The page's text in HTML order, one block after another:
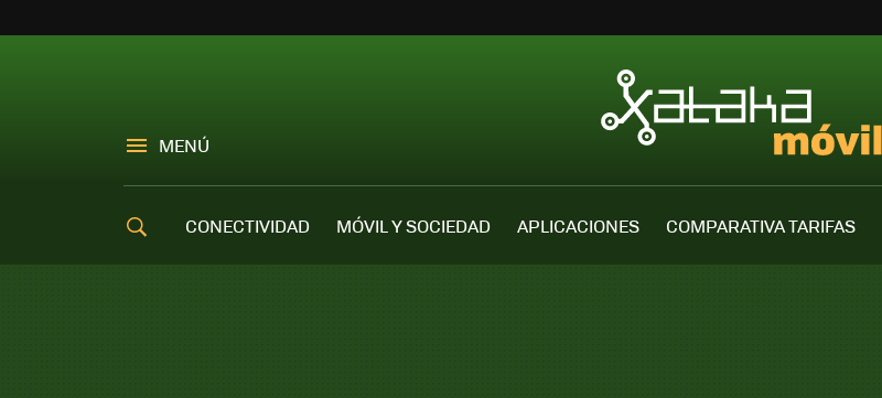
MENÚ
CONECTIVIDAD MÓVIL Y SOCIEDAD APLICACIONES COMPARATIVA TARIFAS